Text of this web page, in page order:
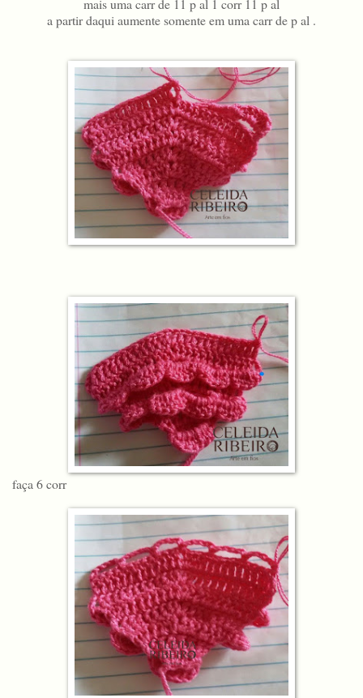
a partir daqui aumente somente em uma carr de p al .
faça 6 corr